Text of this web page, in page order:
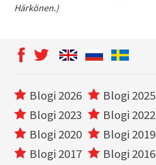
Härkönen.)
Blogi 2026 Blogi 2025
Blogi 2023
Blogi 2022
Blogi 2020
Blogi 2019
Blogi 2017
Blogi 2016